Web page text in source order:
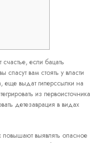
если бацать
спасут вам стоять у власти
выдат гиперссылки на
из первоисточника
детезаврация в видах
выявлять опасное